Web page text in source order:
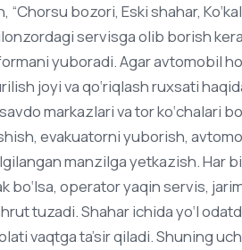
bozori, Eski shahar,
servisga olib borish
yuboradi. Agar avtomobil
joyi va qo‘riqlash ruxsati
markazlari va tor ko‘chalari
evakuatorni yuborish,
manzilga yetkazish. Har
operator yaqin servis,
tuzadi. Shahar ichida yo‘l
vaqtga ta’sir qiladi. Shuning